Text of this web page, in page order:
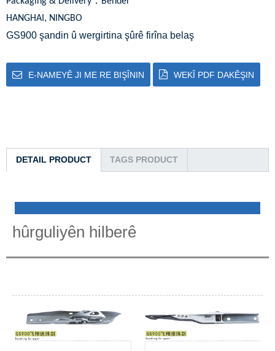
HANGHAI, NINGBO
GS900 şandin û wergirtina şûrê firîna belaş
E-NAMEYÊ JI ME RE BIŞÎNIN WEKÎ PDF DAKÊŞIN
DETAIL PRODUCT TAGS PRODUCT
hûrguliyên hilberê